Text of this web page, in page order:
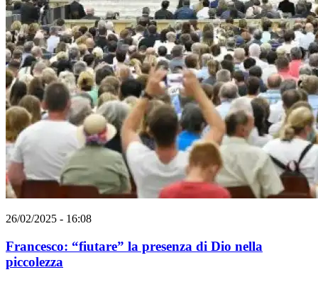
26/02/2025 - 16:08
Francesco: “fiutare” la presenza di Dio nella
piccolezza